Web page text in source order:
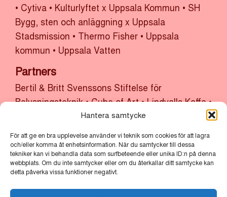
Hantera samtycke
För att ge en bra upplevelse använder vi teknik som cookies för att lagra
och/eller komma åt enhetsinformation. När du samtycker till dessa
tekniker kan vi behandla data som surfbeteende eller unika ID:n på denna
webbplats. Om du inte samtycker eller om du återkallar ditt samtycke kan
detta påverka vissa funktioner negativt.
• Cytiva • Kulturlyftet x Uppsala Kommun • SH
Bygg, sten och anläggning x Uppsala
Stadsmission • Thermo Fisher • Uppsala
kommun • Uppsala Vatten
Partners
Bertil & Britt Svenssons Stiftelse för
Belysningsteknik•Cube of Art•Lindvalls Kaffe•
Vasakronan
Main Organizer
Uppsala Citysamverkan•Uppsala kommun